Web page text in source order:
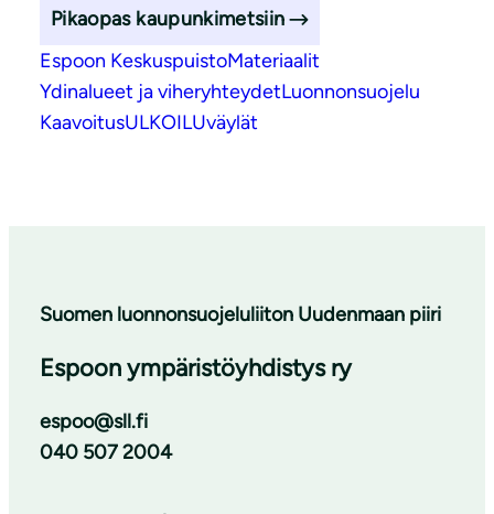
Pikaopas kaupunkimetsiin
Espoon KeskuspuistoMateriaalit
Ydinalueet ja viheryhteydetLuonnonsuojelu
KaavoitusULKOILUväylät
Suomen luonnonsuojeluliiton Uudenmaan piiri
Espoon ympäristöyhdistys ry
espoo@sll.fi
040 507 2004